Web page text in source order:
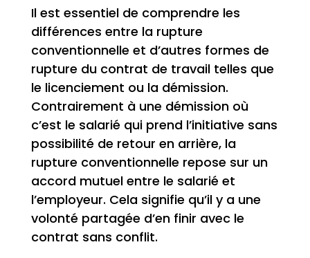
Il est essentiel de comprendre les
différences entre la rupture
conventionnelle et d’autres formes de
rupture du contrat de travail telles que
le licenciement ou la démission.
Contrairement à une démission où
c’est le salarié qui prend l’initiative sans
possibilité de retour en arrière, la
rupture conventionnelle repose sur un
accord mutuel entre le salarié et
l’employeur. Cela signifie qu’il y a une
volonté partagée d’en finir avec le
contrat sans conflit.